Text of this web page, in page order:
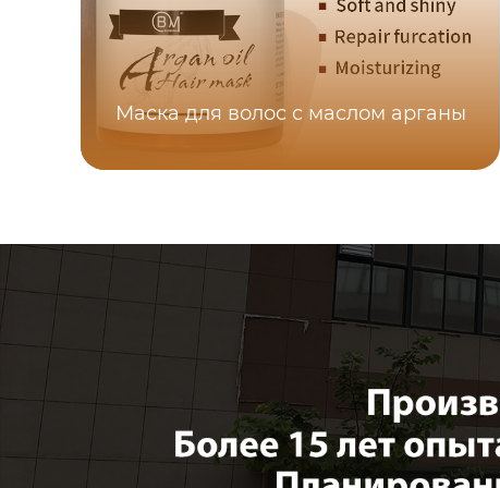
Маска для волос с маслом арганы